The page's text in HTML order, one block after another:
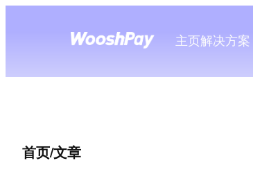
主页解决方案
首页/文章